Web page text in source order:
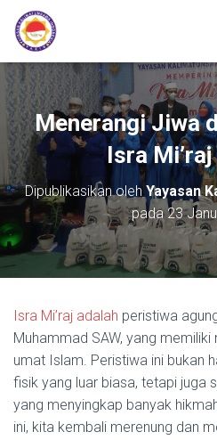
Menerangi Jiwa
Isra
Dipublikasikan olehYayasan
pada 23
Isra Mi’raj adalah peristiwa
Muhammad SAW, yang
umat Islam. Peristiwa ini bukan
fisik yang luar biasa, tetapi juga
yang menyingkap banyak
ini, kita kembali merenung dan